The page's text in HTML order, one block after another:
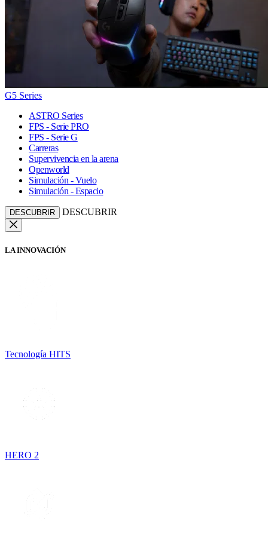
G5 Series
ASTRO Series
FPS - Serie PRO
FPS - Serie G
Carreras
Supervivencia en la arena
Openworld
Simulación - Vuelo
Simulación - Espacio
DESCUBRIR DESCUBRIR
LA INNOVACIÓN
Tecnología HITS
HERO 2